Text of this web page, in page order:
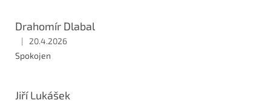
Drahomír Dlabal
Hodnocení obchodu je 5 z 5 hvězdiček.
|
20.4.2026
Spokojen
Jiří Lukášek